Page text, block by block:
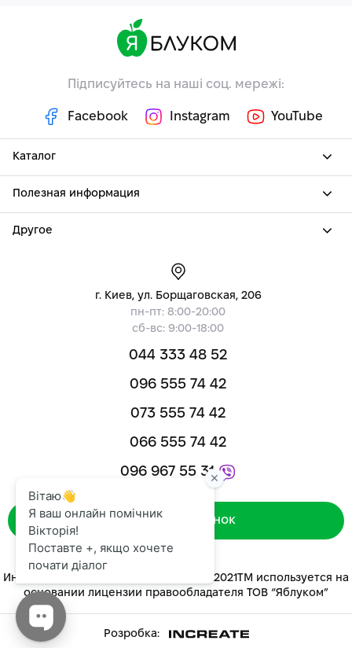
Підписуйтесь на наші соц. мережі:
Facebook Instagram YouTube
Каталог
Полезная информация
Другое
г. Киев, ул. Борщаговская, 206
пн-пт: 8:00-20:00
сб-вс: 9:00-18:00
044 333 48 52
096 555 74 42
073 555 74 42
066 555 74 42
096 967 55 31
Зворотний дзвінок
Интернет-магазин «ЯБЛУКОМ™» 2014-2021ТМ используется на
основании лицензии правообладателя ТОВ “Яблуком”
Розробка: